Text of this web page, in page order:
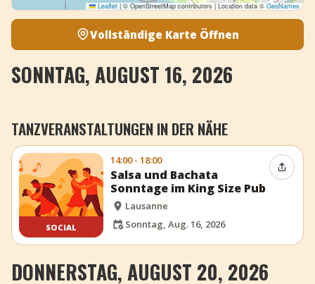
Leaflet |© OpenStreetMap contributors | Location data ©GeoNames
Vollständige Karte Öffnen
SONNTAG, AUGUST 16, 2026
TANZVERANSTALTUNGEN IN DER NÄHE
SOCIAL
14:00 - 18:00
Salsa und Bachata
Sonntage im King Size Pub
Lausanne
Sonntag, Aug. 16, 2026
Event
DONNERSTAG, AUGUST 20, 2026